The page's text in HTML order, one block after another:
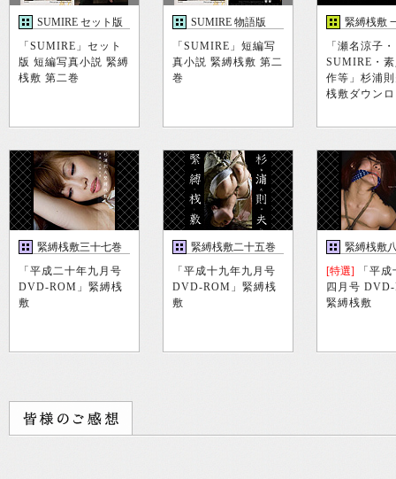
SUMIRE セット版
「SUMIRE」セット
版 短編写真小説 緊縛
桟敷 第二巻
SUMIRE 物語版
「SUMIRE」短編写
真小説 緊縛桟敷 第二
巻
緊縛桟敷
「瀬名涼子・
SUMIRE・
作等」杉浦
桟敷ダウン
緊縛桟敷三十七巻
「平成二十年九月号
DVD-ROM」緊縛桟
敷
緊縛桟敷二十五巻
「平成十九年九月号
DVD-ROM」緊縛桟
敷
緊縛桟敷
[特選] 「平
四月号
緊縛桟敷